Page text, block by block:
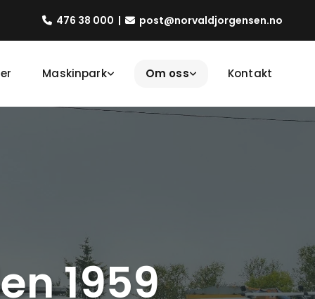
 476 38 000 |  post@norvaldjorgensen.no
Maskinpark Om oss Kontakt
1959